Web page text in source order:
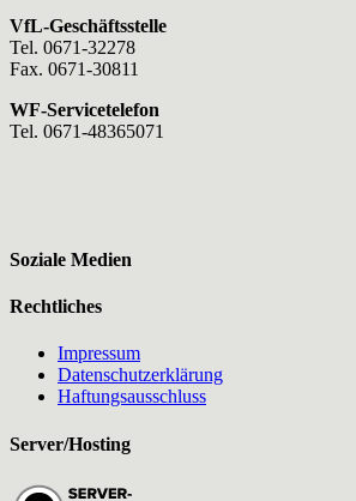
VfL-Geschäftsstelle
Tel. 0671-32278
Fax. 0671-30811
WF-Servicetelefon
Tel. 0671-48365071
Soziale Medien
Rechtliches
Impressum
Datenschutzerklärung
Haftungsausschluss
Server/Hosting